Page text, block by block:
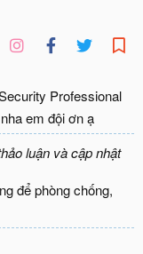
Professional
em đội ơn ạ
luận và cập nhật
để phòng chống,